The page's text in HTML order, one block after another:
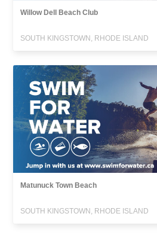
Willow Dell Beach Club
SOUTH KINGSTOWN, RHODE ISLAND
Matunuck Town Beach
SOUTH KINGSTOWN, RHODE ISLAND